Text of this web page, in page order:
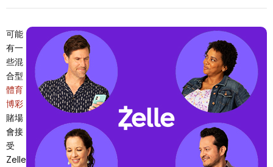
可能
有一
些混
合型
體育
博彩
賭場
會接
受
Zelle